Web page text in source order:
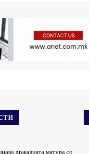
државната матура со